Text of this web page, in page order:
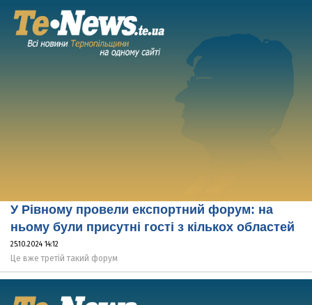
У Рівному провели експортний форум: на
ньому були присутні гості з кількох областей
25.10.2024 14:12
Це вже третій такий форум